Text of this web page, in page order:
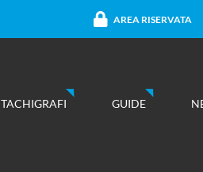
AREA RISERVATA
TACHIGRAFI GUIDE